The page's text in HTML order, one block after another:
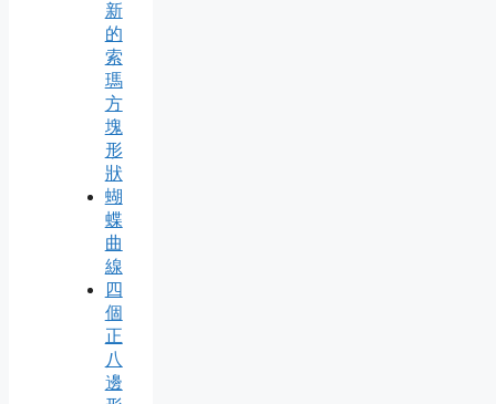
新
的
索
瑪
方
塊
形
狀
蝴
蝶
曲
線
四
個
正
八
邊